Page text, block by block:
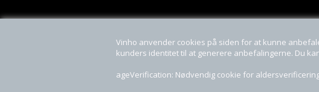
Vinho anvender cookies på siden for at kunne
kunders identitet til at generere anbefalingerne. Du
ageVerification: Nødvendig cookie for